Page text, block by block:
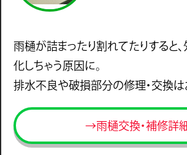
雨樋が詰まったり割れてたりすると
化しちゃう原因に。
排水不良や破損部分の修理・交換
→雨樋交換・補修詳